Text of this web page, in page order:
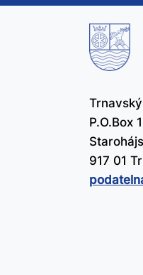
P.O.Box
917 01